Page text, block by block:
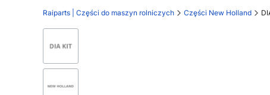
Raiparts | Części do maszyn rolniczych Części New Holland